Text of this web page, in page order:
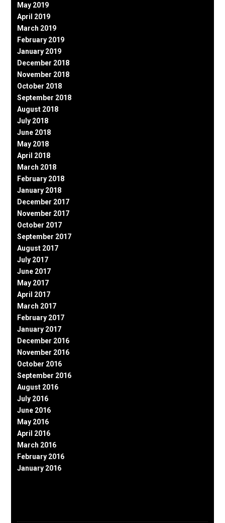
May 2019
April 2019
March 2019
February 2019
January 2019
December 2018
November 2018
October 2018
September 2018
August 2018
July 2018
June 2018
May 2018
April 2018
March 2018
February 2018
January 2018
December 2017
November 2017
October 2017
September 2017
August 2017
July 2017
June 2017
May 2017
April 2017
March 2017
February 2017
January 2017
December 2016
November 2016
October 2016
September 2016
August 2016
July 2016
June 2016
May 2016
April 2016
March 2016
February 2016
January 2016